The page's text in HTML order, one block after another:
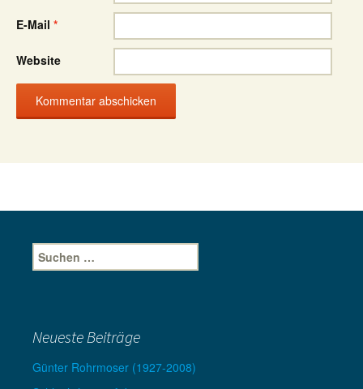
E-Mail *
Website
Suche
nach:
Neueste Beiträge
Günter Rohrmoser (1927-2008)